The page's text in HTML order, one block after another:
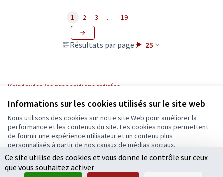
Informations sur les cookies utilisés sur le site web
Nous utilisons des cookies sur notre site Web pour améliorer la
performance et les contenus du site. Les cookies nous permettent
de fournir une expérience utilisateur et un contenu plus
personnalisés à partir de nos canaux de médias sociaux.
Tout accepter
Accepter seulement les cookies essentiels
Résultats par page : 25
1 2 3 … 19
Voir toutes les propositions retirées
Conditions d'utilisation
Paramètres des cookies
Ecrivons Angers sur X
(Lien externe)
Ecrivons Angers sur Facebook
(Lien externe)
Ce site utilise des cookies et vous donne le contrôle sur ceux
que vous souhaitez activer